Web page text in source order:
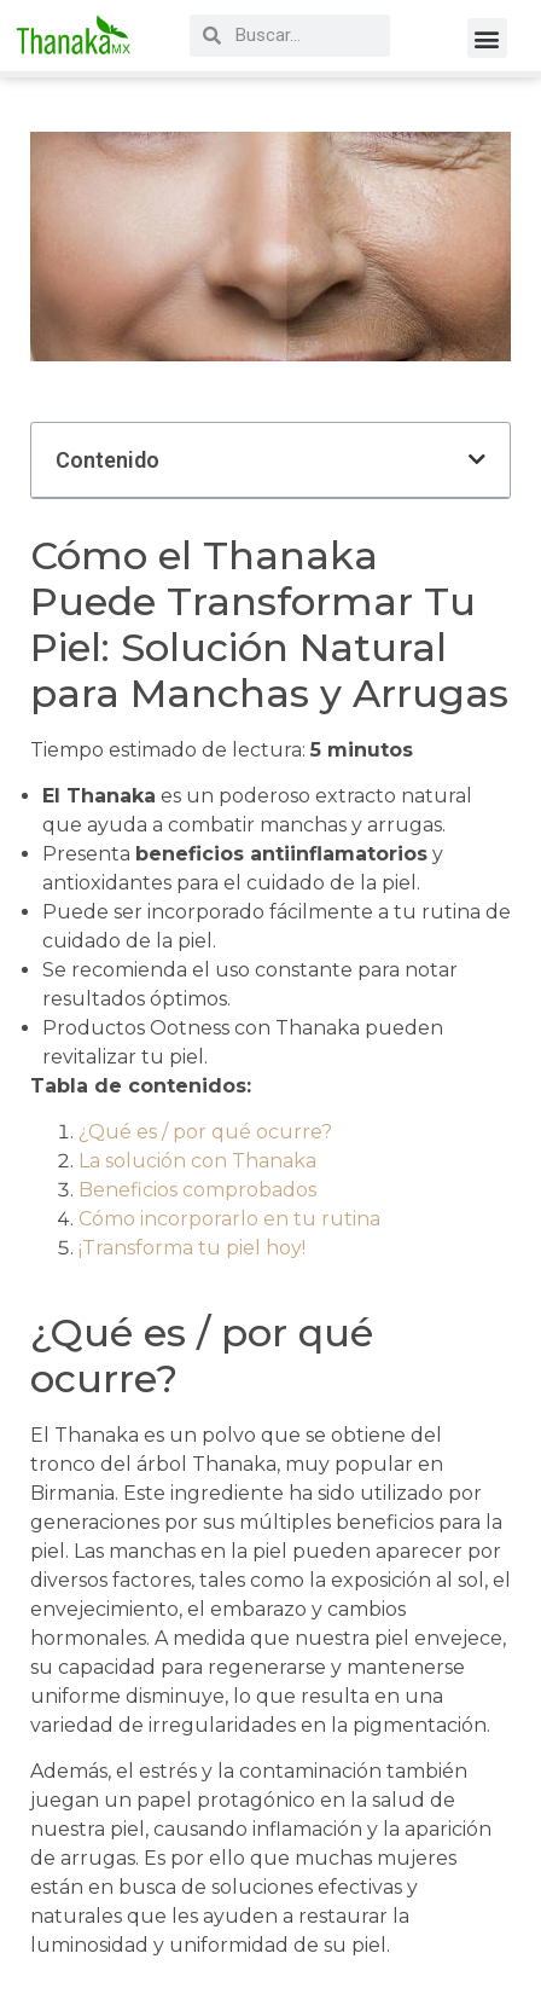
Contenido
Cómo el Thanaka
Puede Transformar Tu
Piel: Solución Natural
para Manchas y Arrugas
Tiempo estimado de lectura: 5 minutos
El Thanaka es un poderoso extracto natural
que ayuda a combatir manchas y arrugas.
Presenta beneficios antiinflamatorios y
antioxidantes para el cuidado de la piel.
Puede ser incorporado fácilmente a tu rutina de
cuidado de la piel.
Se recomienda el uso constante para notar
resultados óptimos.
Productos Ootness con Thanaka pueden
revitalizar tu piel.
Tabla de contenidos:
¿Qué es / por qué ocurre?
La solución con Thanaka
Beneficios comprobados
Cómo incorporarlo en tu rutina
¡Transforma tu piel hoy!
¿Qué es / por qué
ocurre?
El Thanaka es un polvo que se obtiene del
tronco del árbol Thanaka, muy popular en
Birmania. Este ingrediente ha sido utilizado por
generaciones por sus múltiples beneficios para la
piel. Las manchas en la piel pueden aparecer por
diversos factores, tales como la exposición al sol, el
envejecimiento, el embarazo y cambios
hormonales. A medida que nuestra piel envejece,
su capacidad para regenerarse y mantenerse
uniforme disminuye, lo que resulta en una
variedad de irregularidades en la pigmentación.
Además, el estrés y la contaminación también
juegan un papel protagónico en la salud de
nuestra piel, causando inflamación y la aparición
de arrugas. Es por ello que muchas mujeres
están en busca de soluciones efectivas y
naturales que les ayuden a restaurar la
luminosidad y uniformidad de su piel.